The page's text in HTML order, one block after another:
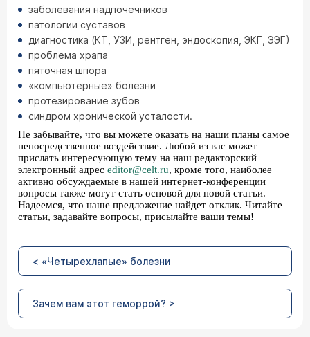
заболевания надпочечников
патологии суставов
диагностика (КТ, УЗИ, рентген, эндоскопия, ЭКГ, ЭЭГ)
проблема храпа
пяточная шпора
«компьютерные» болезни
протезирование зубов
синдром хронической усталости.
Не забывайте, что вы можете оказать на наши планы самое
непосредственное воздействие. Любой из вас может
прислать интересующую тему на наш редакторский
электронный адрес editor@celt.ru, кроме того, наиболее
активно обсуждаемые в нашей интернет-конференции
вопросы также могут стать основой для новой статьи.
Надеемся, что наше предложение найдет отклик. Читайте
статьи, задавайте вопросы, присылайте ваши темы!
< «Четырехлапые» болезни
Зачем вам этот геморрой? >